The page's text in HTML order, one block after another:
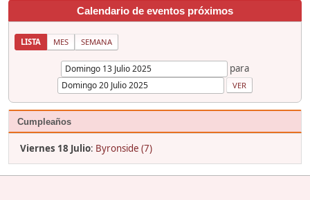
Calendario de eventos próximos
LISTA MES SEMANA
para
Cumpleaños
Viernes 18 Julio: Byronside (7)